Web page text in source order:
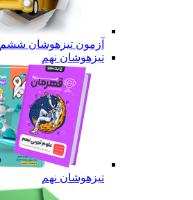
آزمون تیزهوشان ششم
تیزهوشان نهم
تیزهوشان نهم